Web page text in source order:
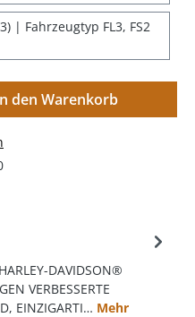
| Fahrzeugtyp FL3, FS2
den Warenkorb
DAVIDSON®
VERBESSERTE
EINZIGARTI… Mehr